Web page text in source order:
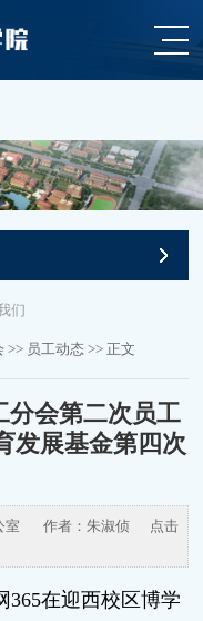
网站-Global
们
>> 员工动态>> 正文
分会第二次员工
发展基金第四次
室 作者：朱淑侦
点击
365在迎西校区博学